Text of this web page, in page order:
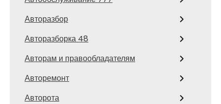
Авторазбор
Авторазборка 48
Авторам и правообладателям
Авторемонт
Авторота